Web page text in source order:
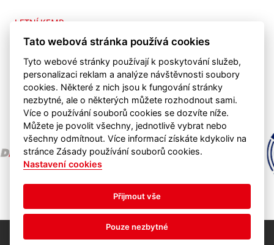
LETNÍ KEMP
I na ledě je letní příprava také důležitá.
Tato webová stránka používá cookies
Tyto webové stránky používají k poskytování služeb,
personalizaci reklam a analýze návštěvnosti soubory
cookies. Některé z nich jsou k fungování stránky
nezbytné, ale o některých můžete rozhodnout sami.
Více o používání souborů cookies se dozvíte níže.
Můžete je povolit všechny, jednotlivě vybrat nebo
všechny odmítnout. Více informací získáte kdykoliv na
stránce Zásady používání souborů cookies.
Nastavení cookies
Přijmout vše
Pouze nezbytné